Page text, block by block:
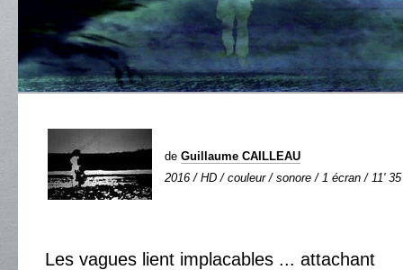
de Guillaume CAILLEAU
2016 / HD / couleur / sonore / 1 écran / 11' 35
Les vagues lient implacables ... attachant